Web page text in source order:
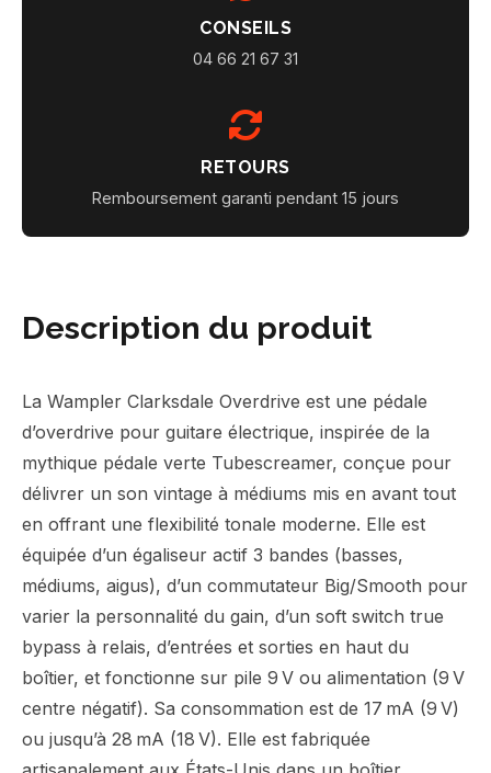
CONSEILS
04 66 21 67 31
RETOURS
Remboursement garanti pendant 15 jours
Description du produit
La Wampler Clarksdale Overdrive est une pédale
d’overdrive pour guitare électrique, inspirée de la
mythique pédale verte Tubescreamer, conçue pour
délivrer un son vintage à médiums mis en avant tout
en offrant une flexibilité tonale moderne. Elle est
équipée d’un égaliseur actif 3 bandes (basses,
médiums, aigus), d’un commutateur Big/Smooth pour
varier la personnalité du gain, d’un soft switch true
bypass à relais, d’entrées et sorties en haut du
boîtier, et fonctionne sur pile 9 V ou alimentation (9 V
centre négatif). Sa consommation est de 17 mA (9 V)
ou jusqu’à 28 mA (18 V). Elle est fabriquée